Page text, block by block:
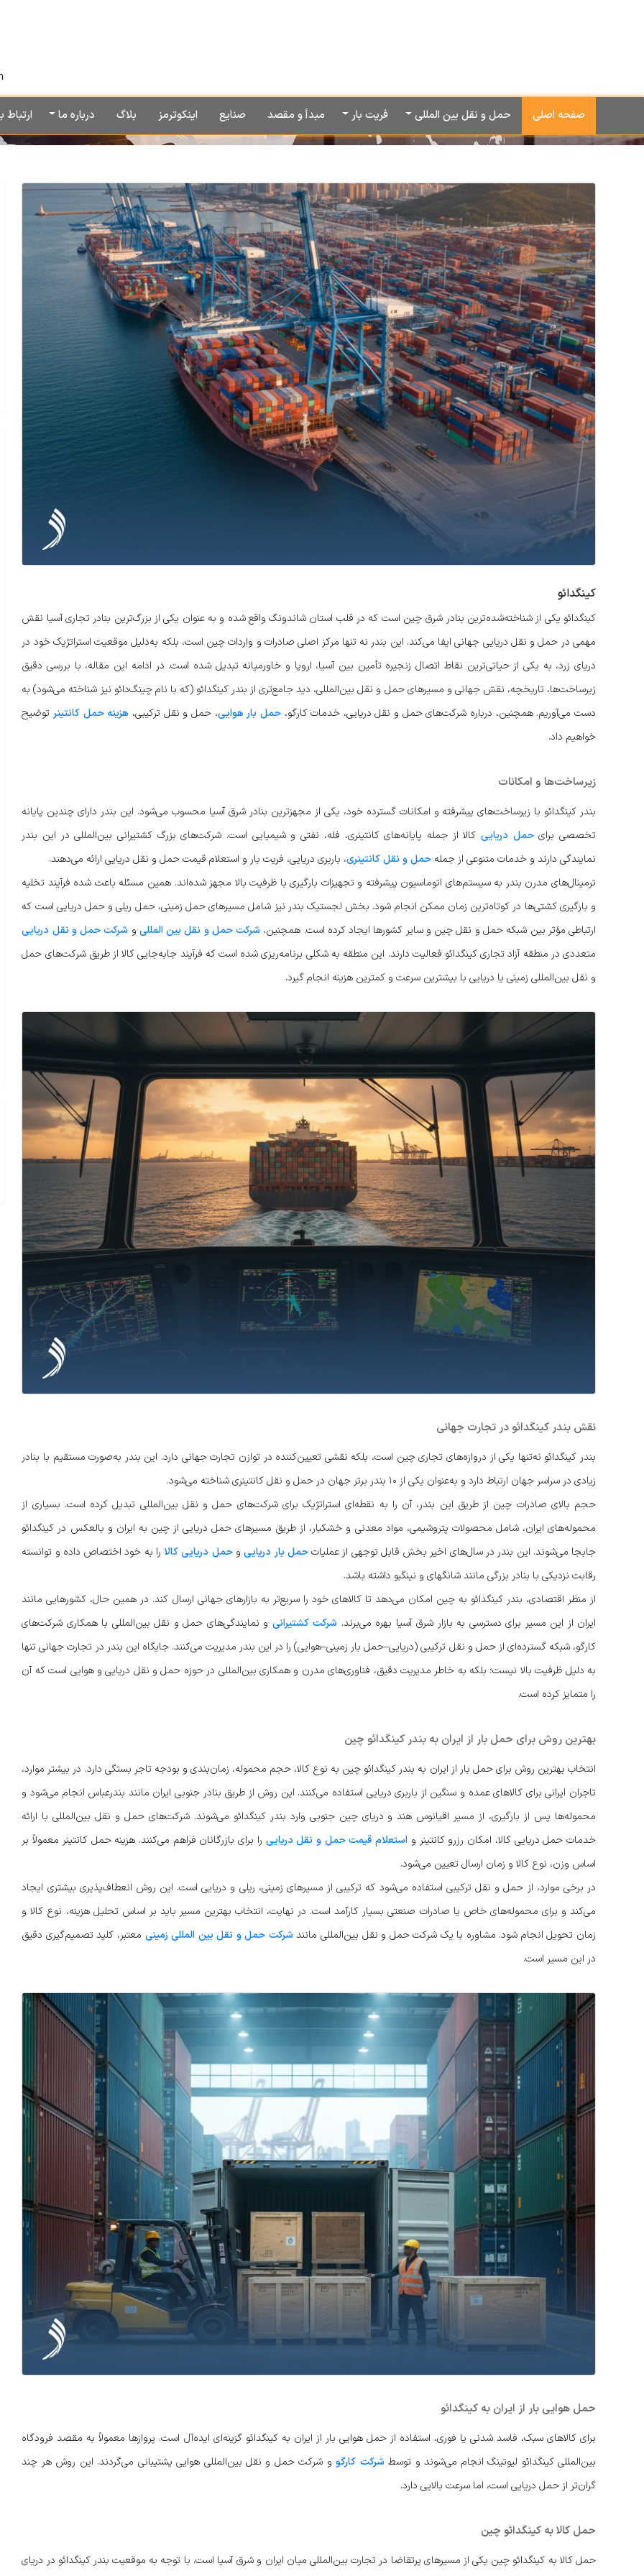
صفحه اصلی حمل و نقل بین المللی فریت بار مبدأ و مقصد صنایع اینکوترمز بلاگ درباره ما ارتباط
کینگدائو
کینگدائو یکی از شناخته‌شده‌ترین بنادر شرق چین است که در قلب استان شاندونگ واقع شده و به عنوان یکی از بزرگ‌ترین بنادر تجاری آسیا نقش
مهمی در حمل و نقل دریایی جهانی ایفا می‌کند. این بندر نه تنها مرکز اصلی صادرات و واردات چین است، بلکه به‌دلیل موقعیت استراتژیک خود در
دریای زرد، به یکی از حیاتی‌ترین نقاط اتصال زنجیره تأمین بین آسیا، اروپا و خاورمیانه تبدیل شده است. در ادامه این مقاله، با بررسی دقیق
زیرساخت‌ها، تاریخچه، نقش جهانی و مسیرهای حمل و نقل بین‌المللی، دید جامع‌تری از بندر کینگدائو (که با نام چینگ‌دائو نیز شناخته می‌شود) به
دست می‌آوریم. همچنین، درباره شرکت‌های حمل و نقل دریایی، خدمات کارگو،حمل بار هوایی، حمل و نقل ترکیبی، هزینه حمل کانتینر توضیح
خواهیم داد.
زیرساخت‌ها و امکانات
بندر کینگدائو با زیرساخت‌های پیشرفته و امکانات گسترده خود، یکی از مجهزترین بنادر شرق آسیا محسوب می‌شود. این بندر دارای چندین پایانه
تخصصی برایحمل دریایی کالا از جمله پایانه‌های کانتینری، فله، نفتی و شیمیایی است. شرکت‌های بزرگ کشتیرانی بین‌المللی در این بندر
نمایندگی دارند و خدمات متنوعی از جمله حمل و نقل کانتینری، باربری دریایی، فریت بار و استعلام قیمت حمل و نقل دریایی ارائه می‌دهند.
ترمینال‌های مدرن بندر به سیستم‌های اتوماسیون پیشرفته و تجهیزات بارگیری با ظرفیت بالا مجهز شده‌اند. همین مسئله باعث شده فرآیند تخلیه
و بارگیری کشتی‌ها در کوتاه‌ترین زمان ممکن انجام شود. بخش لجستیک بندر نیز شامل مسیرهای حمل زمینی، حمل ریلی و حمل دریایی است که
ارتباطی مؤثر بین شبکه حمل و نقل چین و سایر کشورها ایجاد کرده است. همچنین، شرکت حمل و نقل بین المللی و شرکت حمل و نقل دریایی
متعددی در منطقه آزاد تجاری کینگدائو فعالیت دارند. این منطقه به شکلی برنامه‌ریزی شده است که فرآیند جابه‌جایی کالا از طریق شرکت‌های حمل
و نقل بین‌المللی زمینی یا دریایی با بیشترین سرعت و کمترین هزینه انجام گیرد.
نقش بندر کینگدائو در تجارت جهانی
بندر کینگدائو نه‌تنها یکی از دروازه‌های تجاری چین است، بلکه نقشی تعیین‌کننده در توازن تجارت جهانی دارد. این بندر به‌صورت مستقیم با بنادر
زیادی در سراسر جهان ارتباط دارد و به‌عنوان یکی از ۱۰ بندر برتر جهان در حمل و نقل کانتینری شناخته می‌شود.
حجم بالای صادرات چین از طریق این بندر، آن را به نقطه‌ای استراتژیک برای شرکت‌های حمل و نقل بین‌المللی تبدیل کرده است. بسیاری از
محموله‌های ایران، شامل محصولات پتروشیمی، مواد معدنی و خشکبار، از طریق مسیرهای حمل دریایی از چین به ایران و بالعکس در کینگدائو
جابجا می‌شوند. این بندر در سال‌های اخیر بخش قابل توجهی از عملیاتحمل بار دریاییوحمل دریایی کالا را به خود اختصاص داده و توانسته
رقابت نزدیکی با بنادر بزرگی مانند شانگهای و نینگبو داشته باشد.
از منظر اقتصادی، بندر کینگدائو به چین امکان می‌دهد تا کالاهای خود را سریع‌تر به بازارهای جهانی ارسال کند. در همین حال، کشورهایی مانند
ایران از این مسیر برای دسترسی به بازار شرق آسیا بهره می‌برند. شرکت کشتیرانی و نمایندگی‌های حمل و نقل بین‌المللی با همکاری شرکت‌های
کارگو، شبکه گسترده‌ای از حمل و نقل ترکیبی (دریایی–حمل بار زمینی–هوایی) را در این بندر مدیریت می‌کنند. جایگاه این بندر در تجارت جهانی تنها
به دلیل ظرفیت بالا نیست؛ بلکه به خاطر مدیریت دقیق، فناوری‌های مدرن و همکاری بین‌المللی در حوزه حمل و نقل دریایی و هوایی است که آن
را متمایز کرده است.
بهترین روش برای حمل بار از ایران به بندر کینگدائو چین
انتخاب بهترین روش برای حمل بار از ایران به بندر کینگدائو چین به نوع کالا، حجم محموله، زمان‌بندی و بودجه تاجر بستگی دارد. در بیشتر موارد،
تاجران ایرانی برای کالاهای عمده و سنگین از باربری دریایی استفاده می‌کنند. این روش از طریق بنادر جنوبی ایران مانند بندرعباس انجام می‌شود و
محموله‌ها پس از بارگیری، از مسیر اقیانوس هند و دریای چین جنوبی وارد بندر کینگدائو می‌شوند. شرکت‌های حمل و نقل بین‌المللی با ارائه
خدمات حمل دریایی کالا، امکان رزرو کانتینر و استعلام قیمت حمل و نقل دریایی را برای بازرگانان فراهم می‌کنند. هزینه حمل کانتینر معمولاً بر
اساس وزن، نوع کالا و زمان ارسال تعیین می‌شود.
در برخی موارد، از حمل و نقل ترکیبی استفاده می‌شود که ترکیبی از مسیرهای زمینی، ریلی و دریایی است. این روش انعطاف‌پذیری بیشتری ایجاد
می‌کند و برای محموله‌های خاص یا صادرات صنعتی بسیار کارآمد است. در نهایت، انتخاب بهترین مسیر باید بر اساس تحلیل هزینه، نوع کالا و
زمان تحویل انجام شود. مشاوره با یک شرکت حمل و نقل بین‌المللی مانند شرکت حمل و نقل بین المللی زمینی معتبر، کلید تصمیم‌گیری دقیق
در این مسیر است.
حمل هوایی بار از ایران به کینگدائو
برای کالاهای سبک، فاسد شدنی یا فوری، استفاده از حمل هوایی بار از ایران به کینگدائو گزینه‌ای ایده‌آل است. پروازها معمولاً به مقصد فرودگاه
بین‌المللی کینگدائو لیوتینگ انجام می‌شوند و توسط شرکت کارگوو شرکت حمل و نقل بین‌المللی هوایی پشتیبانی می‌گردند. این روش هر چند
گران‌تر از حمل دریایی است، اما سرعت بالایی دارد.
حمل کالا به کینگدائو چین
حمل کالا به کینگدائو چین یکی از مسیرهای پرتقاضا در تجارت بین‌المللی میان ایران و شرق آسیا است. با توجه به موقعیت بندر کینگدائو در دریای